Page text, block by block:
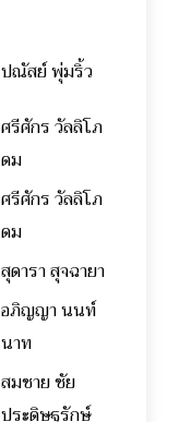
ปณัสย์ พุ่มริ้ว
ศรีศักร วัลลิโภ
ดม
ศรีศักร วัลลิโภ
ดม
สุดารา สุจฉายา
อภิญญา นนท์
นาท
สมชาย ชัย
ประดิษฐรักษ์